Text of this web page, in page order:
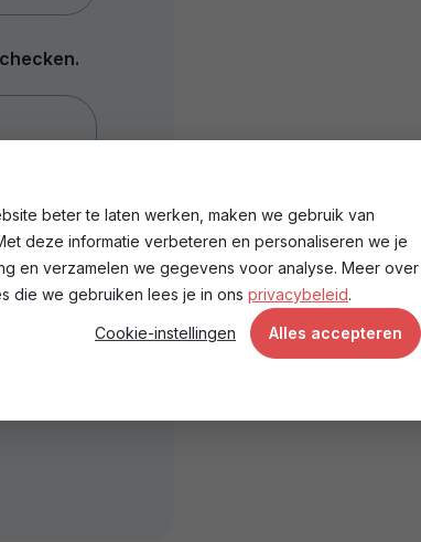
beter te laten werken, maken we gebruik van
deze informatie verbeteren en personaliseren we je
en verzamelen we gegevens voor analyse. Meer over
die we gebruiken lees je in ons privacybeleid.
Cookie-instellingen Alles accepteren